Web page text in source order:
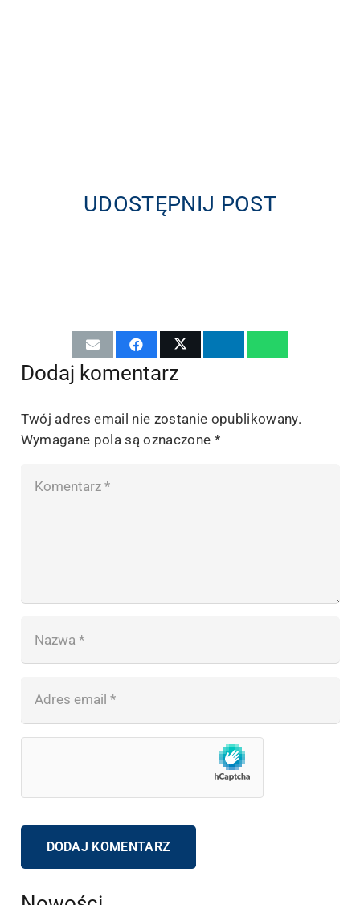
UDOSTĘPNIJ POST
Dodaj komentarz
Twój adres email nie zostanie opublikowany.
Wymagane pola są oznaczone *
DODAJ KOMENTARZ